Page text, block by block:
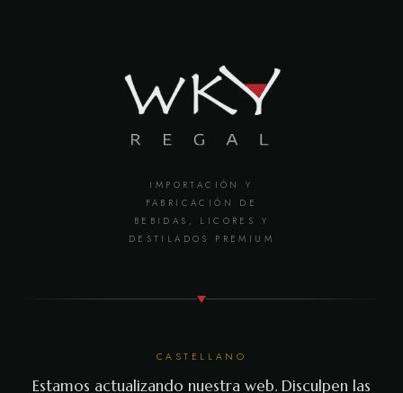
IMPORTACIÓN Y
FABRICACIÓN DE
BEBIDAS, LICORES Y
DESTILADOS PREMIUM
CASTELLANO
Estamos actualizando nuestra web. Disculpen las